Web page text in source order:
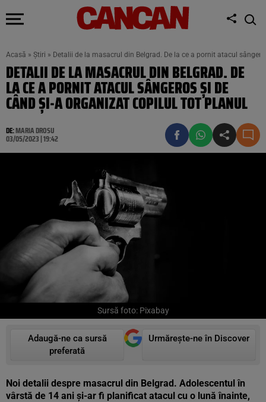
Acasă » Știri » Detalii de la masacrul din Belgrad. De la ce a pornit atacul
DETALII DE LA MASACRUL DIN BELGRAD. DE
LA CE A PORNIT ATACUL SÂNGEROS ȘI DE
CÂND ȘI-A ORGANIZAT COPILUL TOT PLANUL
DE:MARIA DROSU
03/05/2023 | 19:42
Sursă foto: Pixabay
Adaugă-ne ca sursă
preferată
Urmărește-ne în Discover
Noi detalii despre masacrul din Belgrad. Adolescentul în
vârstă de 14 ani și-ar fi planificat atacul cu o lună înainte,